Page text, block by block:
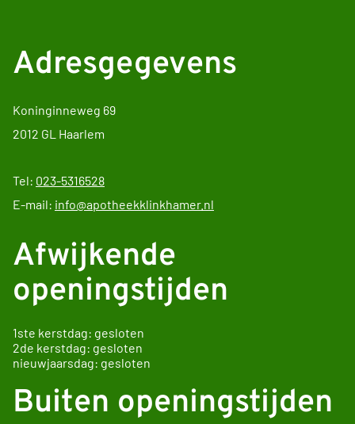
Adresgegevens
Koninginneweg 69
2012 GL Haarlem
Tel: 023-5316528
E-mail: info@apotheekklinkhamer.nl
Afwijkende
openingstijden
1ste kerstdag: gesloten
2de kerstdag: gesloten
nieuwjaarsdag: gesloten
Buiten openingstijden